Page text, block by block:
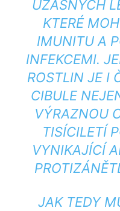
ÚŽASNÝCH
KTERÉ
IMUNITU A
INFEKCEMI.
ROSTLIN ⁣JE I
⁤CIBULE
VÝRAZNOU
TISÍCILETÍ
VYNIKAJÍCÍ
JAK ‍TEDY